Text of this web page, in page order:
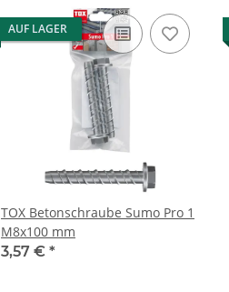
AUF LAGER
TOX Betonschraube Sumo Pro 1
M8x100 mm
3,57 € *